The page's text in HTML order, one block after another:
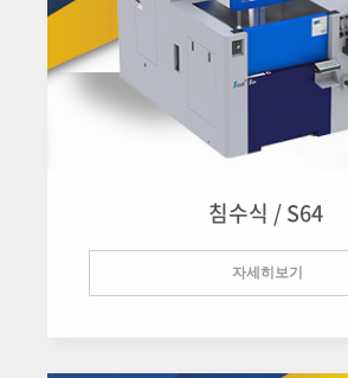
침수식 / S64
자세히보기